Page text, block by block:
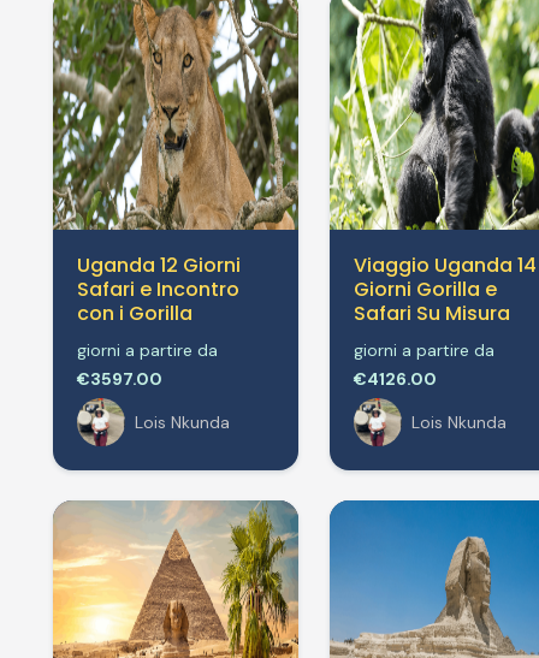
Uganda 12 Giorni
Safari e Incontro
con i Gorilla
giorni a partire da
€3597.00
Lois Nkunda
Viaggio Uganda 14
Giorni Gorilla e
Safari Su Misura
giorni a partire da
€4126.00
Lois Nkunda